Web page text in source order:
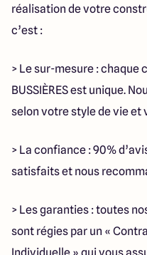
réalisation de votre
c’est :
> Le sur-mesure : chaque
BUSSIÈRES est unique.
selon votre style de vie et
> La confiance : 90%
satisfaits et nous
> Les garanties : toutes
sont régies par un «